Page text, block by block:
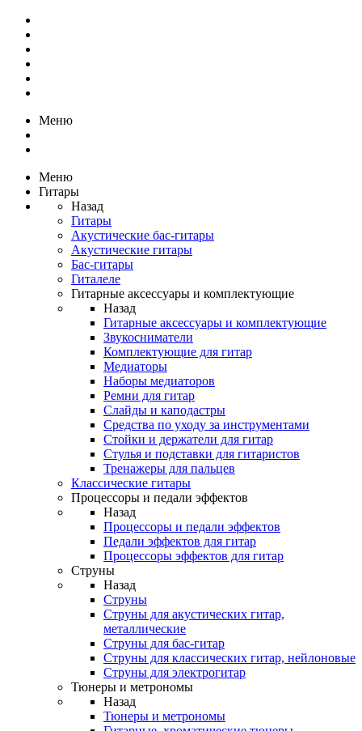
Меню
Меню
Гитары
Назад
Гитары
Акустические бас-гитары
Акустические гитары
Бас-гитары
Гиталеле
Гитарные аксессуары и комплектующие
Назад
Гитарные аксессуары и комплектующие
Звукосниматели
Комплектующие для гитар
Медиаторы
Наборы медиаторов
Ремни для гитар
Слайды и каподастры
Средства по уходу за инструментами
Стойки и держатели для гитар
Стулья и подставки для гитаристов
Тренажеры для пальцев
Классические гитары
Процессоры и педали эффектов
Назад
Процессоры и педали эффектов
Педали эффектов для гитар
Процессоры эффектов для гитар
Струны
Назад
Струны
Струны для акустических гитар,
металлические
Струны для бас-гитар
Струны для классических гитар, нейлоновые
Струны для электрогитар
Тюнеры и метрономы
Назад
Тюнеры и метрономы